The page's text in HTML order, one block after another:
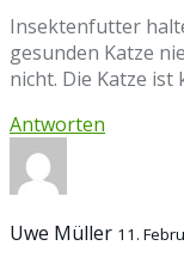
Insektenfutter
gesunden Katze
nicht. Die Katze
Antworten
Uwe Müller 11.